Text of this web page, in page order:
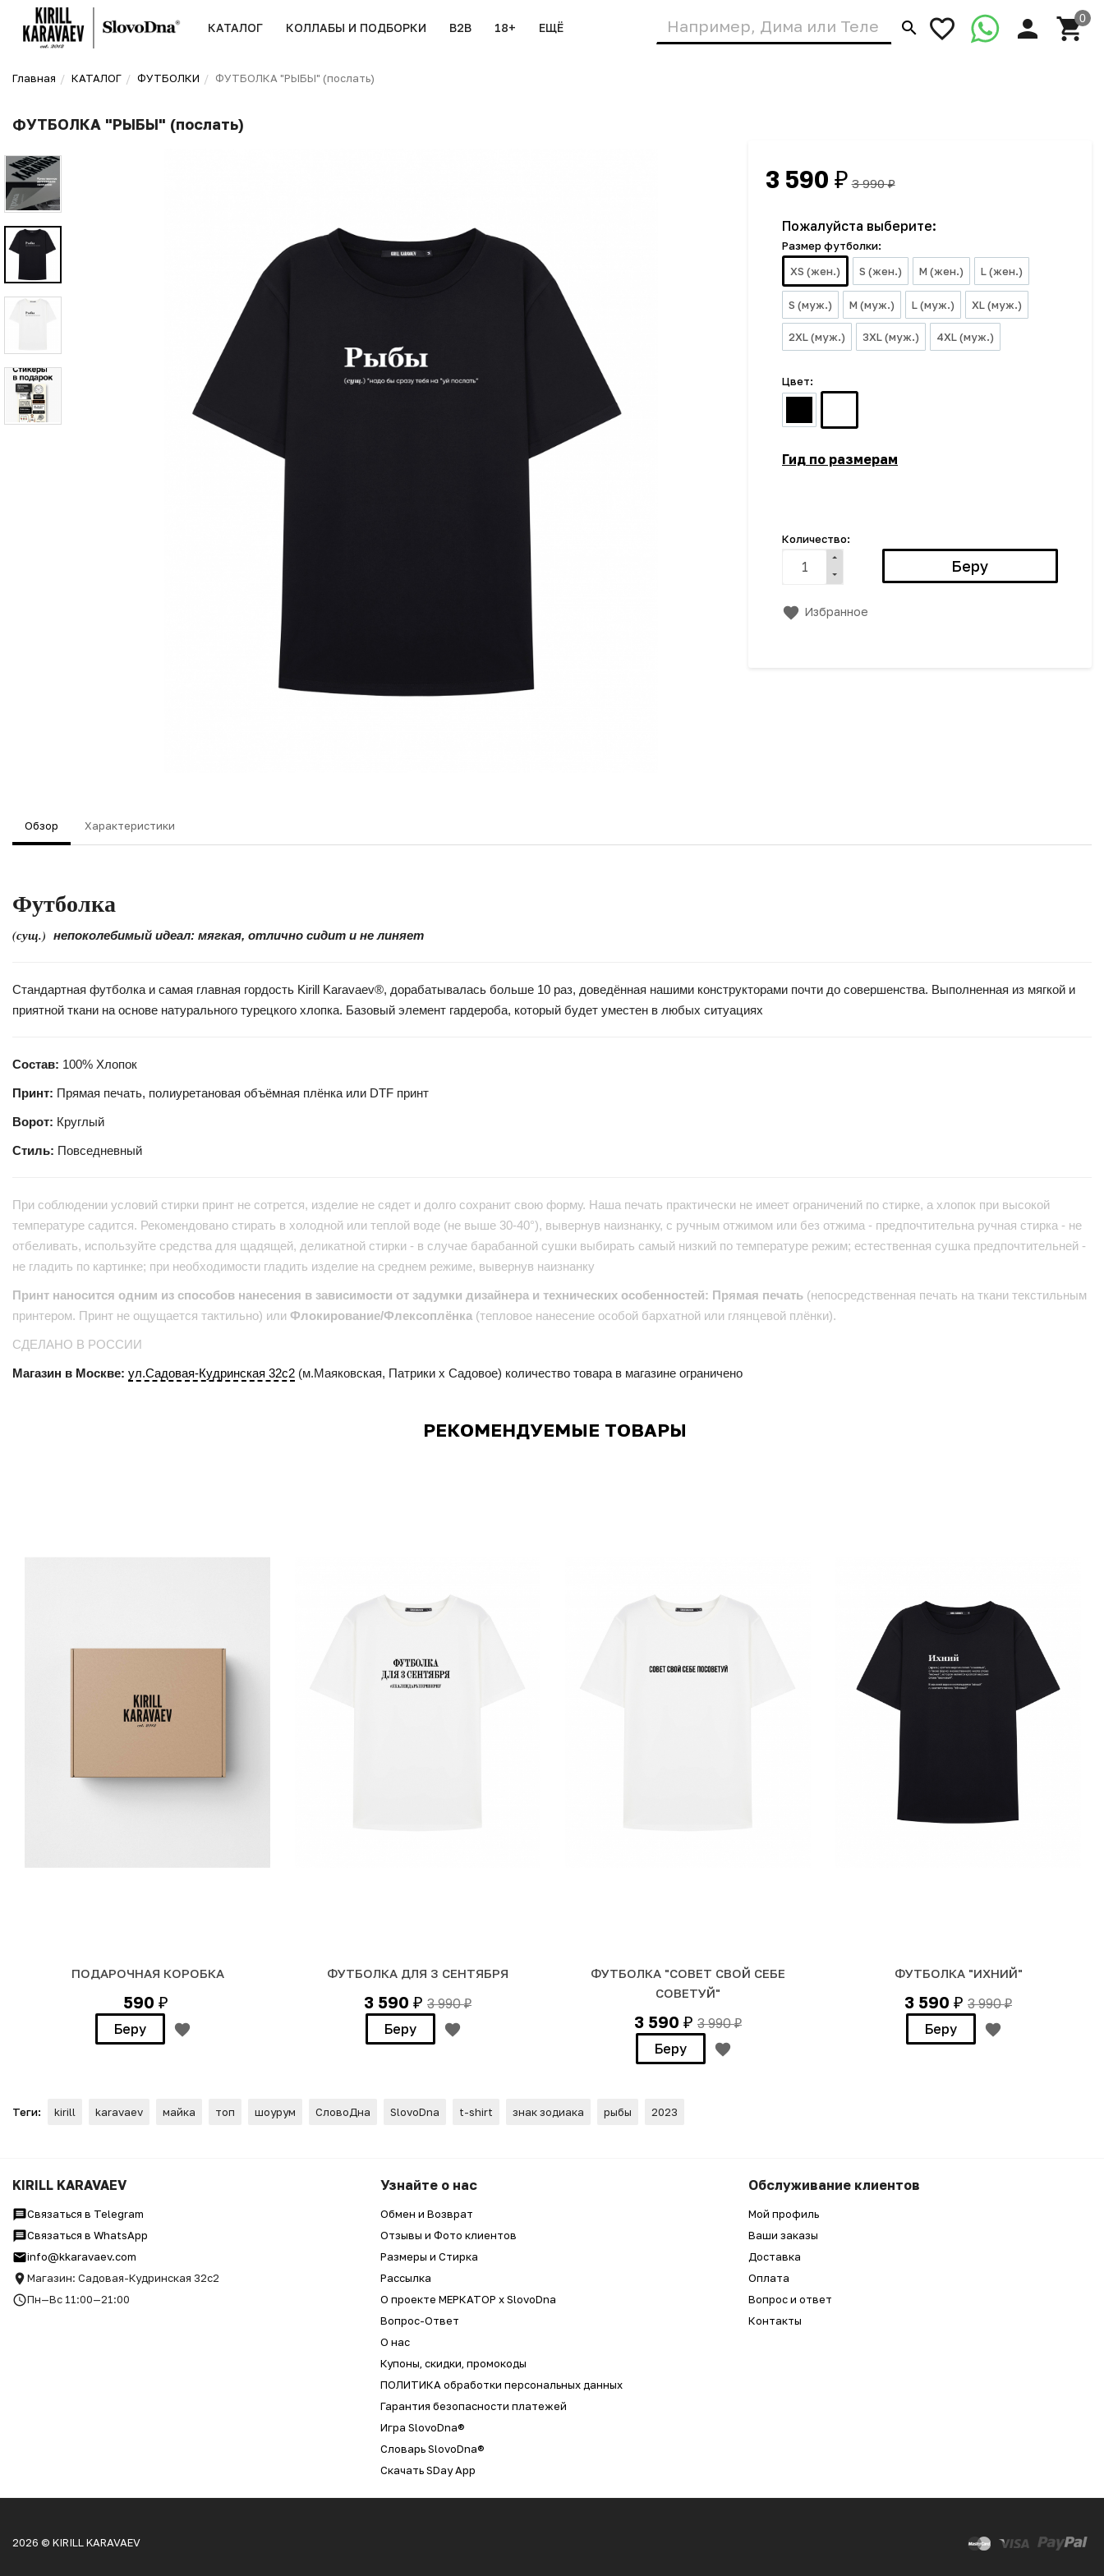
КАТАЛОГ КОЛЛАБЫ И ПОДБОРКИ B2B 18+ ЕЩЁ
Главная КАТАЛОГ ФУТБОЛКИ ФУТБОЛКА "РЫБЫ" (послать)
ФУТБОЛКА "РЫБЫ" (послать)
3 590 ₽ 3 990₽
Пожалуйста выберите:
Размер футболки:
XS (жен.)
S (жен.) M (жен.) L (жен.)
S (муж.) M (муж.) L (муж.) XL (муж.)
2XL (муж.) 3XL (муж.) 4XL (муж.)
Цвет:
Гид по размерам
Количество:
Избранное
Обзор Характеристики
Футболка
(сущ.) непоколебимый идеал: мягкая, отлично сидит и не линяет
Стандартная футболка и самая главная гордость Kirill Karavaev®, дорабатывалась больше 10 раз, доведённая нашими конструкторами почти до совершенства. Выполненная из мягкой и
приятной ткани на основе натурального турецкого хлопка. Базовый элемент гардероба, который будет уместен в любых ситуациях
Состав: 100% Хлопок
Принт: Прямая печать, полиуретановая объёмная плёнка или DTF принт
Ворот: Круглый
Стиль: Повседневный
При соблюдении условий стирки принт не сотрется, изделие не сядет и долго сохранит свою форму. Наша печать практически не имеет ограничений по стирке, а хлопок при высокой
температуре садится. Рекомендовано стирать в холодной или теплой воде (не выше 30-40°), вывернув наизнанку, с ручным отжимом или без отжима - предпочтительна ручная стирка - не
отбеливать, используйте средства для щадящей, деликатной стирки - в случае барабанной сушки выбирать самый низкий по температуре режим; естественная сушка предпочтительней -
не гладить по картинке; при необходимости гладить изделие на среднем режиме, вывернув наизнанку
Принт наносится одним из способов нанесения в зависимости от задумки дизайнера и технических особенностей: Прямая печать (непосредственная печать на ткани текстильным
принтером. Принт не ощущается тактильно) или Флокирование/Флексоплёнка (тепловое нанесение особой бархатной или глянцевой плёнки).
СДЕЛАНО В РОССИИ
Магазин в Москве: ул.Садовая-Кудринская 32с2 (м.Маяковская, Патрики x Садовое) количество товара в магазине ограничено
РЕКОМЕНДУЕМЫЕ ТОВАРЫ
ПОДАРОЧНАЯ КОРОБКА
590 ₽
Беру
ФУТБОЛКА ДЛЯ 3 СЕНТЯБРЯ
3 590 ₽ 3 990₽
Беру
ФУТБОЛКА "СОВЕТ СВОЙ СЕБЕ
СОВЕТУЙ"
3 590 ₽ 3 990₽
Беру
ФУТБОЛКА "ИХНИЙ"
3 590 ₽ 3 990₽
Беру
Теги: kirill karavaev майка топ шоурум СловоДна SlovoDna t-shirt знак зодиака рыбы 2023
KIRILL KARAVAEV
Связаться в Telegram
Связаться в WhatsApp
info@kkaravaev.com
Магазин: Садовая-Кудринская 32с2
Пн—Вс 11:00—21:00
Узнайте о нас
Обмен и Возврат
Отзывы и Фото клиентов
Размеры и Стирка
Рассылка
О проекте МЕРКАТОР x SlovoDna
Вопрос-Ответ
О нас
Купоны, скидки, промокоды
ПОЛИТИКА обработки персональных данных
Гарантия безопасности платежей
Игра SlovoDna®
Словарь SlovoDna®
Скачать SDay App
Обслуживание клиентов
Мой профиль
Ваши заказы
Доставка
Оплата
Вопрос и ответ
Контакты
2026 © KIRILL KARAVAEV